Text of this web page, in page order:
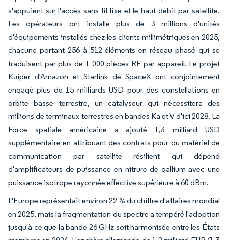
s'appuient sur l'accès sans fil fixe et le haut débit par satellite.
Les opérateurs ont installé plus de 3 millions d'unités
d'équipements installés chez les clients millimétriques en 2025,
chacune portant 256 à 512 éléments en réseau phasé qui se
traduisent par plus de 1 000 pièces RF par appareil. Le projet
Kuiper d'Amazon et Starlink de SpaceX ont conjointement
engagé plus de 15 milliards USD pour des constellations en
orbite basse terrestre, un catalyseur qui nécessitera des
millions de terminaux terrestres en bandes Ka et V d'ici 2028. La
Force spatiale américaine a ajouté 1,3 milliard USD
supplémentaire en attribuant des contrats pour du matériel de
communication par satellite résilient qui dépend
d'amplificateurs de puissance en nitrure de gallium avec une
puissance isotrope rayonnée effective supérieure à 60 dBm.
L'Europe représentait environ 22 % du chiffre d'affaires mondial
en 2025, mais la fragmentation du spectre a tempéré l'adoption
jusqu'à ce que la bande 26 GHz soit harmonisée entre les États